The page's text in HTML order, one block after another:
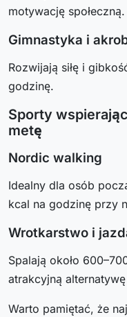
motywację społeczną.
Gimnastyka i
Rozwijają siłę i
godzinę.
Sporty
metę
Nordic walking
Idealny dla osób
kcal na godzinę przy
Wrotkarstwo i
Spalają około
atrakcyjną
Warto pamiętać, że